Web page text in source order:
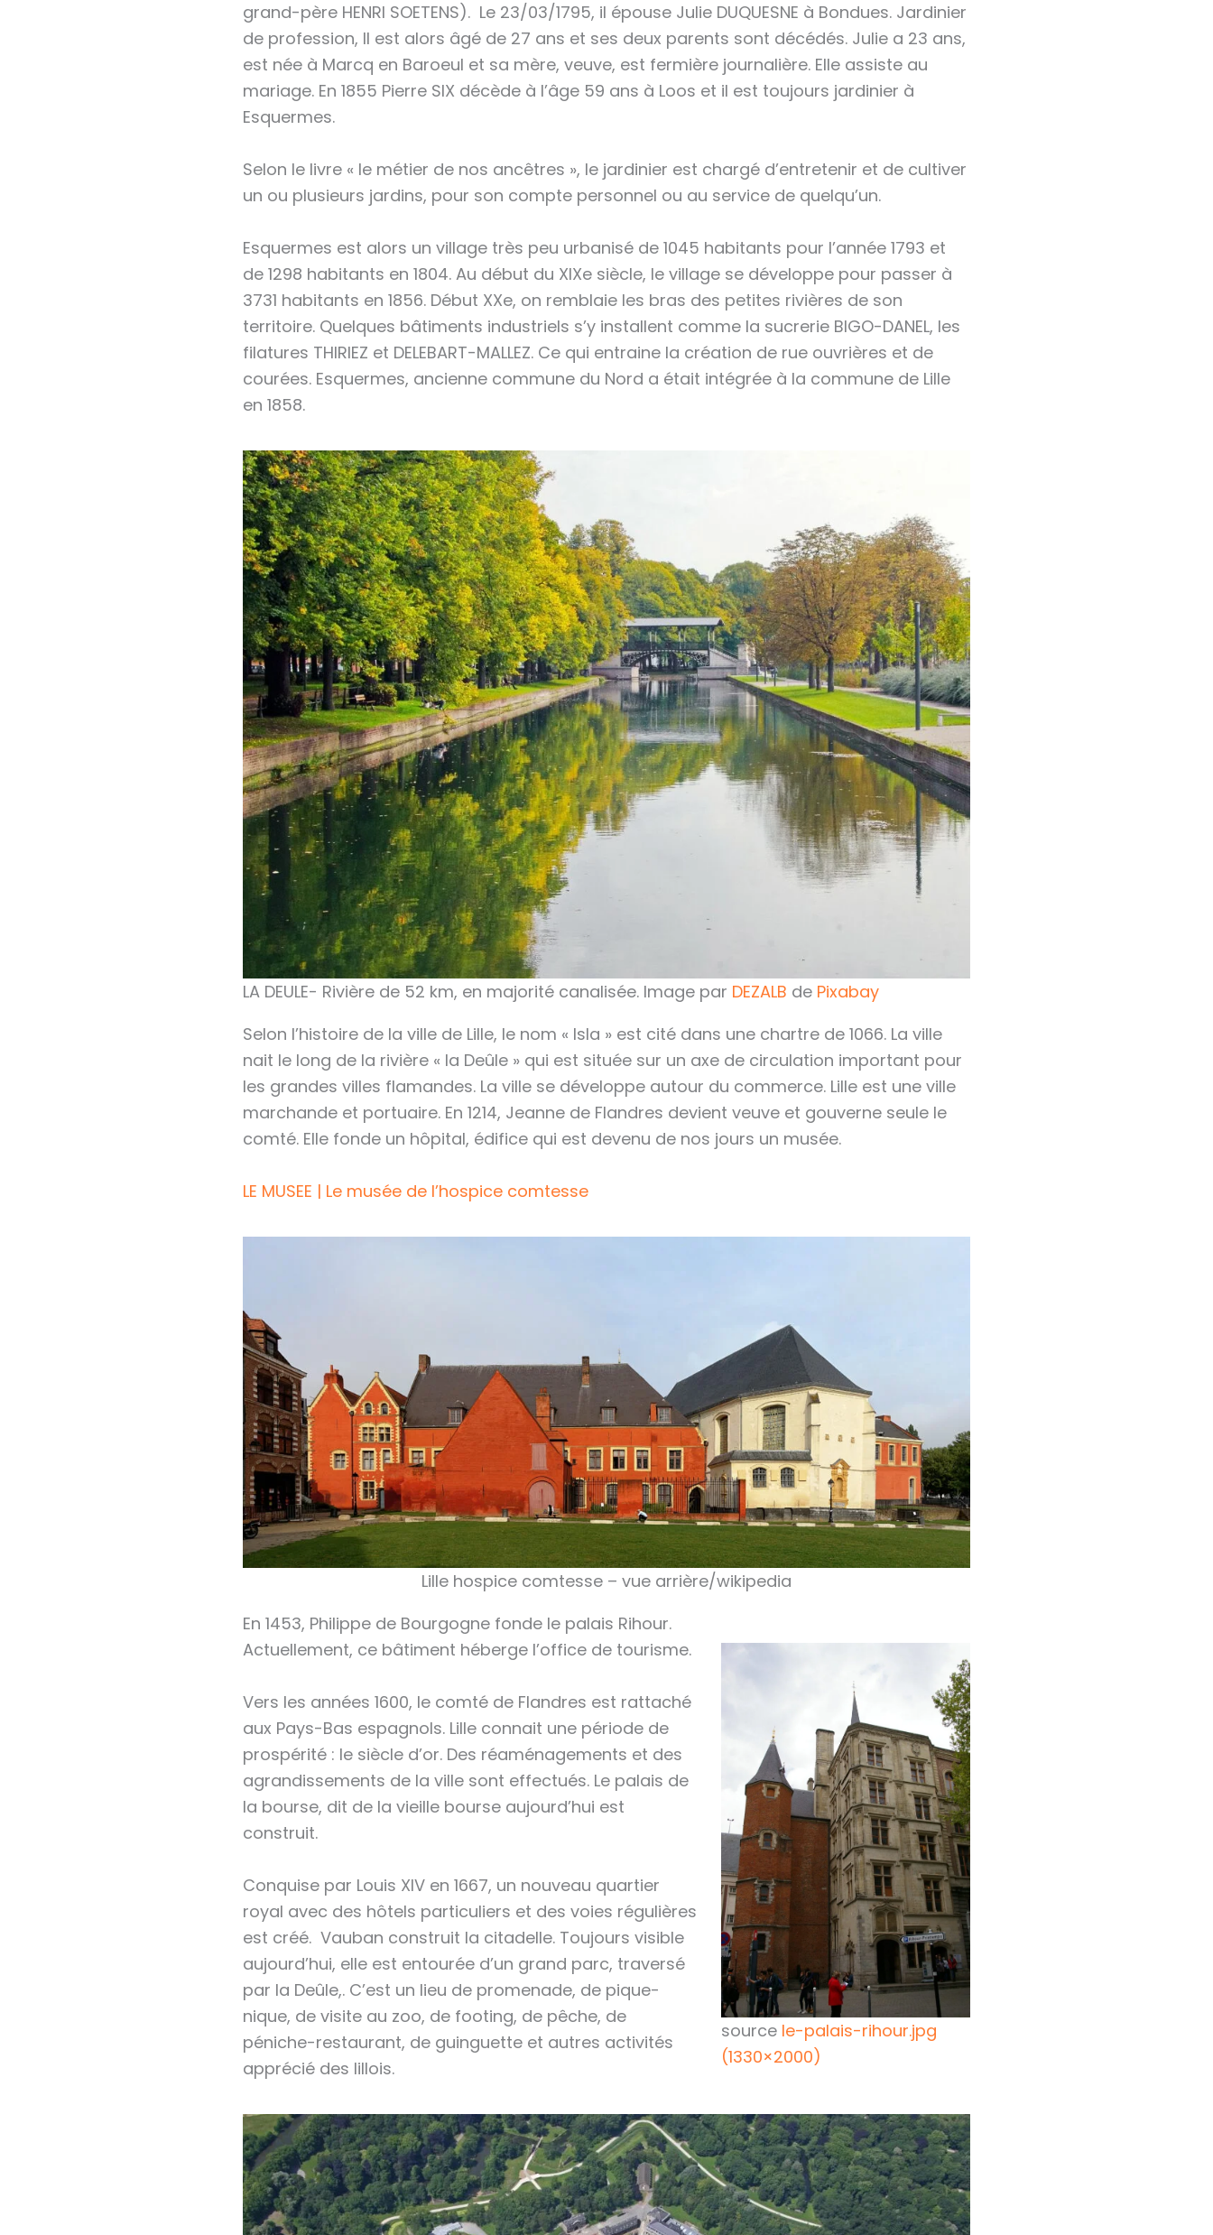
grand-père HENRI SOETENS). Le 23/03/1795, il épouse Julie DUQUESNE à Bondues. Jardinier
de profession, Il est alors âgé de 27 ans et ses deux parents sont décédés. Julie a 23 ans,
est née à Marcq en Baroeul et sa mère, veuve, est fermière journalière. Elle assiste au
mariage. En 1855 Pierre SIX décède à l’âge 59 ans à Loos et il est toujours jardinier à
Esquermes.
Selon le livre « le métier de nos ancêtres », le jardinier est chargé d’entretenir et de cultiver
un ou plusieurs jardins, pour son compte personnel ou au service de quelqu’un.
Esquermes est alors un village très peu urbanisé de 1045 habitants pour l’année 1793 et
de 1298 habitants en 1804. Au début du XIXe siècle, le village se développe pour passer à
3731 habitants en 1856. Début XXe, on remblaie les bras des petites rivières de son
territoire. Quelques bâtiments industriels s’y installent comme la sucrerie BIGO-DANEL, les
filatures THIRIEZ et DELEBART-MALLEZ. Ce qui entraine la création de rue ouvrières et de
courées. Esquermes, ancienne commune du Nord a était intégrée à la commune de Lille
en 1858.
LA DEULE- Rivière de 52 km, en majorité canalisée. Image par DEZALB de Pixabay
Selon l’histoire de la ville de Lille, le nom « Isla » est cité dans une chartre de 1066. La ville
nait le long de la rivière « la Deûle » qui est située sur un axe de circulation important pour
les grandes villes flamandes. La ville se développe autour du commerce. Lille est une ville
marchande et portuaire. En 1214, Jeanne de Flandres devient veuve et gouverne seule le
comté. Elle fonde un hôpital, édifice qui est devenu de nos jours un musée.
LE MUSEE | Le musée de l’hospice comtesse
Lille hospice comtesse – vue arrière/wikipedia
source le-palais-rihour.jpg
(1330×2000)
En 1453, Philippe de Bourgogne fonde le palais Rihour.
Actuellement, ce bâtiment héberge l’office de tourisme.
Vers les années 1600, le comté de Flandres est rattaché
aux Pays-Bas espagnols. Lille connait une période de
prospérité : le siècle d’or. Des réaménagements et des
agrandissements de la ville sont effectués. Le palais de
la bourse, dit de la vieille bourse aujourd’hui est
construit.
Conquise par Louis XIV en 1667, un nouveau quartier
royal avec des hôtels particuliers et des voies régulières
est créé. Vauban construit la citadelle. Toujours visible
aujourd’hui, elle est entourée d’un grand parc, traversé
par la Deûle,. C’est un lieu de promenade, de pique-
nique, de visite au zoo, de footing, de pêche, de
péniche-restaurant, de guinguette et autres activités
apprécié des lillois.